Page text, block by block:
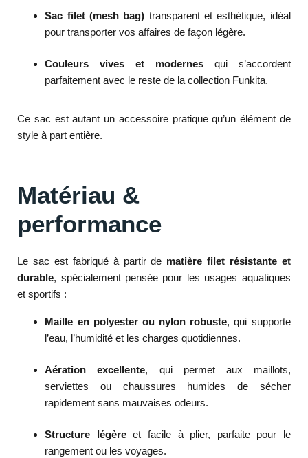
Sac filet (mesh bag) transparent et esthétique, idéal
pour transporter vos affaires de façon légère.
Couleurs vives et modernesqui s’accordent
parfaitement avec le reste de la collection Funkita.
Ce sac est autant un accessoire pratique qu’un élément de
style à part entière.
Matériau &
performance
Le sac est fabriqué à partir de matière filet résistante et
durable, spécialement pensée pour les usages aquatiques
et sportifs :
Maille en polyester ou nylon robuste, qui supporte
l’eau, l’humidité et les charges quotidiennes.
Aération excellente, qui permet aux maillots,
serviettes ou chaussures humides de sécher
rapidement sans mauvaises odeurs.
Structure légèreet facile à plier, parfaite pour le
rangement ou les voyages.